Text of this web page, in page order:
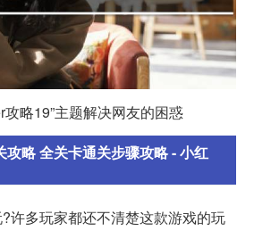
略19”主题解决网友的困惑
攻略 全关卡通关步骤攻略 - 小红
许多玩家都还不清楚这款游戏的玩